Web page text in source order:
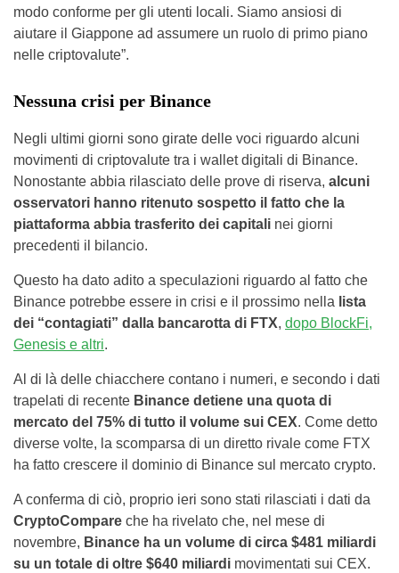
modo conforme per gli utenti locali. Siamo ansiosi di
aiutare il Giappone ad assumere un ruolo di primo piano
nelle criptovalute”.
Nessuna crisi per Binance
Negli ultimi giorni sono girate delle voci riguardo alcuni
movimenti di criptovalute tra i wallet digitali di Binance.
Nonostante abbia rilasciato delle prove di riserva, alcuni
osservatori hanno ritenuto sospetto il fatto che la
piattaforma abbia trasferito dei capitali nei giorni
precedenti il bilancio.
Questo ha dato adito a speculazioni riguardo al fatto che
Binance potrebbe essere in crisi e il prossimo nella lista
dei “contagiati” dalla bancarotta di FTX, dopo BlockFi,
Genesis e altri.
Al di là delle chiacchere contano i numeri, e secondo i dati
trapelati di recente Binance detiene una quota di
mercato del 75% di tutto il volume sui CEX. Come detto
diverse volte, la scomparsa di un diretto rivale come FTX
ha fatto crescere il dominio di Binance sul mercato crypto.
A conferma di ciò, proprio ieri sono stati rilasciati i dati da
CryptoCompare che ha rivelato che, nel mese di
novembre, Binance ha un volume di circa $481 miliardi
su un totale di oltre $640 miliardi movimentati sui CEX.